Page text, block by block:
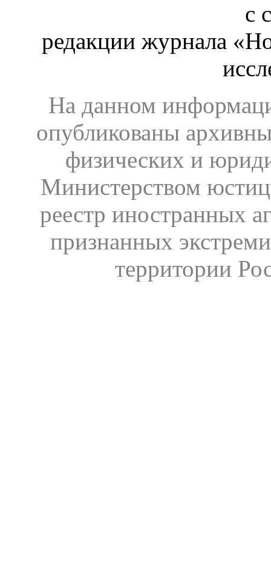
с
редакции журнала
На данном
опубликованы
физических и
Министерством
реестр иностранных
признанных
территории